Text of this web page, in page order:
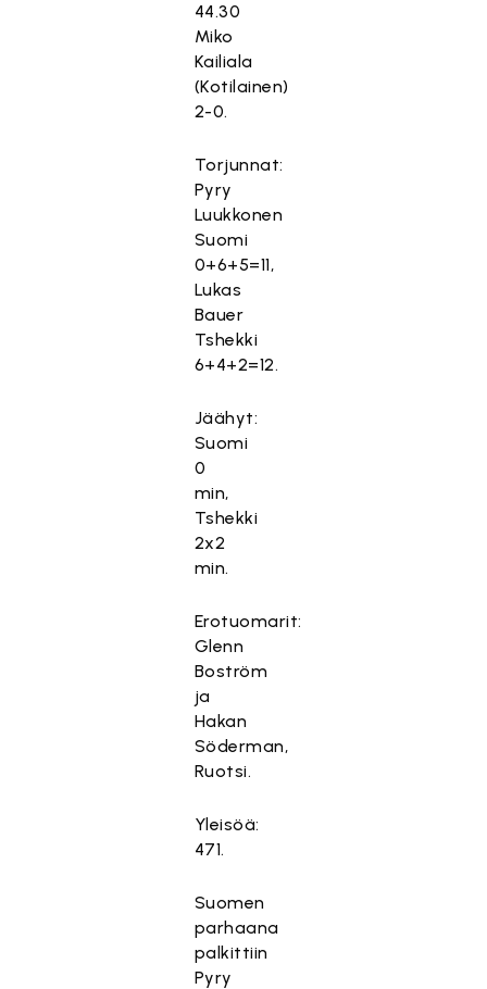
44.30
Miko
Kailiala
(Kotilainen)
2-0.
Torjunnat:
Pyry
Luukkonen
Suomi
0+6+5=11,
Lukas
Bauer
Tshekki
6+4+2=12.
Jäähyt:
Suomi
0
min,
Tshekki
2x2
min.
Erotuomarit:
Glenn
Boström
ja
Hakan
Söderman,
Ruotsi.
Yleisöä:
471.
Suomen
parhaana
palkittiin
Pyry